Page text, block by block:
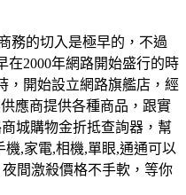
務的切入是極早的，不過
在2000年網路開始盛行的時
，開始設立網路旗艦店，經
應商提供各種商品，跟實
城購物金折抵查詢器，幫
,家電,相機,單眼,通通可以
間激殺價格不手軟，等你